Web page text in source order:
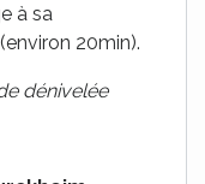
à sa
20min).
dénivelée